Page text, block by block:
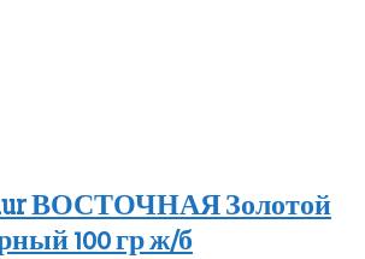
ВОСТОЧНАЯ Золотой
100 гр ж/б